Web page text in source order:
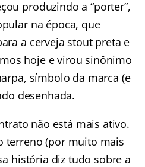
produzindo a “porter”,
na época, que
a cerveja stout preta e
hoje e virou sinônimo
símbolo da marca (e
desenhada.
não está mais ativo.
terreno (por muito mais
história diz tudo sobre a